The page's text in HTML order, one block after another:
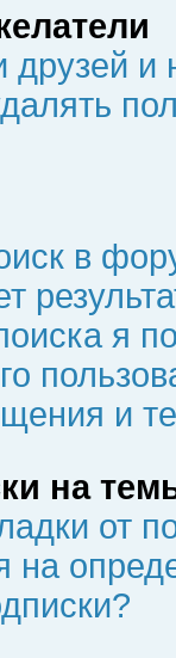
друзей
в
я
и
на
от
на